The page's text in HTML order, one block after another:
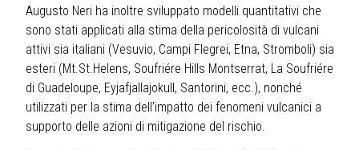
Augusto Neri ha inoltre sviluppato modelli quantitativi che
sono stati applicati alla stima della pericolosità di vulcani
attivi sia italiani (Vesuvio, Campi Flegrei, Etna, Stromboli) sia
esteri (Mt.St.Helens, Soufriére Hills Montserrat, La Soufriére
di Guadeloupe, Eyjafjallajokull, Santorini, ecc.), nonché
utilizzati per la stima dell’impatto dei fenomeni vulcanici a
supporto delle azioni di mitigazione del rischio.